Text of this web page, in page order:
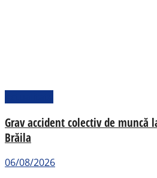
Grav accident colectiv de muncă
Brăila
06/08/2026